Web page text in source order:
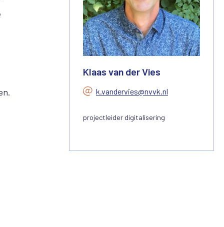
Klaas van der Vies
k.vandervies@nvvk.nl
projectleider digitalisering